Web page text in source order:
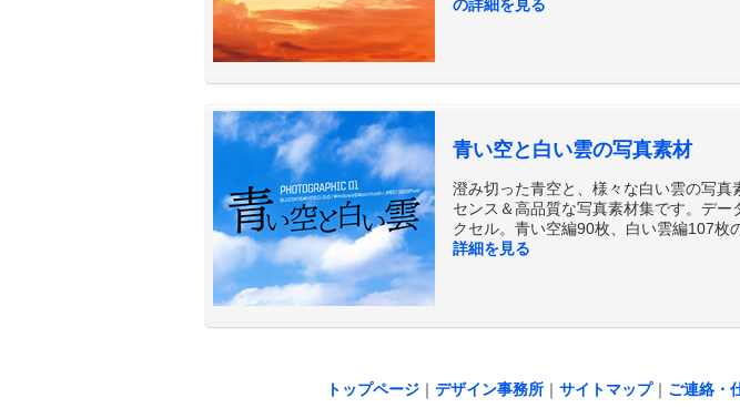
の詳細を見る
青い空と白い雲の写真素材
澄み切った青空と、様々な白い雲の写真
センス＆高品質な写真素材集です。デ
クセル。青い空編90枚、白い雲編107枚
詳細を見る
トップページ ｜ デザイン事務所 ｜ サイトマップ｜ ご連絡・